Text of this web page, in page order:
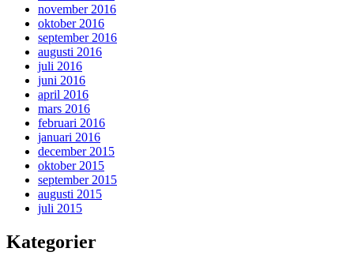
november 2016
oktober 2016
september 2016
augusti 2016
juli 2016
juni 2016
april 2016
mars 2016
februari 2016
januari 2016
december 2015
oktober 2015
september 2015
augusti 2015
juli 2015
Kategorier